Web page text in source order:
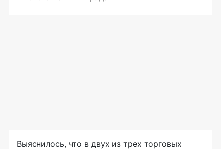
Выяснилось, что в двух из трех торговых